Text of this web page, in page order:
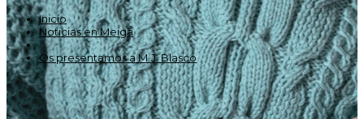
Inicio
Noticias en Meiga
Os presentamos a M.J. Blasco